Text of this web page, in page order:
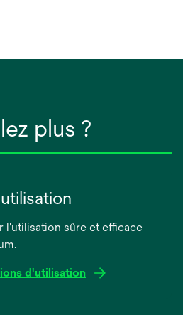
plus ?
l'utilisation sûre et efficace
d'utilisation